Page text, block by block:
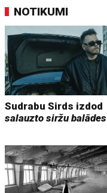
NOTIKUMI
Sudrabu Sirds izdod
salauzto siržu balādes